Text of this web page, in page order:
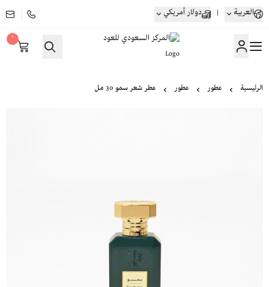
العربية | دولار أمريكي
المركز السعودي للعود
٠
الرئيسية عطور عطور عطر شعر سمو 30 مل